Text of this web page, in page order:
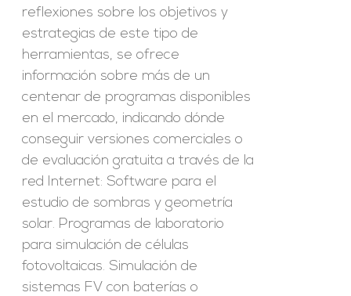
reflexiones sobre los objetivos y
estrategias de este tipo de
herramientas, se ofrece
información sobre más de un
centenar de programas disponibles
en el mercado, indicando dónde
conseguir versiones comerciales o
de evaluación gratuita a través de la
red Internet: Software para el
estudio de sombras y geometría
solar. Programas de laboratorio
para simulación de células
fotovoltaicas. Simulación de
sistemas FV con baterías o